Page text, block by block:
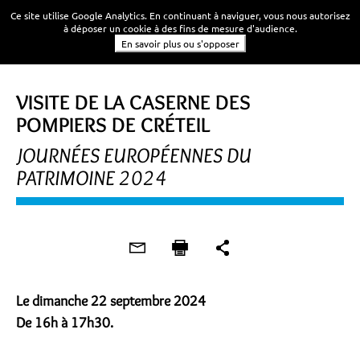
JOURNÉES DU PATRIMOINE
VISITE DE LA CASERNE DES
POMPIERS DE CRÉTEIL
JOURNÉES EUROPÉENNES DU
PATRIMOINE 2024
Le dimanche 22 septembre 2024
De 16h à 17h30.
Ce site utilise Google Analytics. En continuant à naviguer, vous nous autorisez
à déposer un cookie à des fins de mesure d'audience.
En savoir plus ou s'opposer